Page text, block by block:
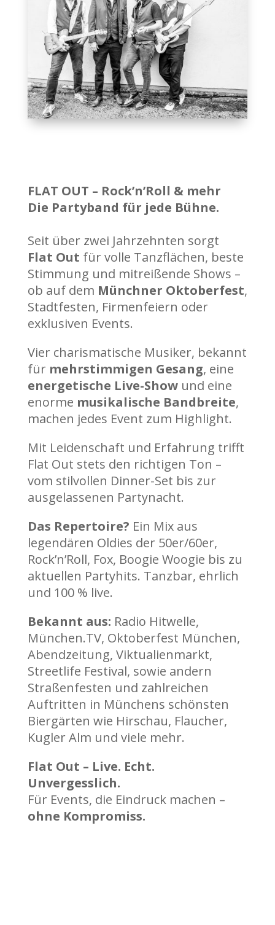
FLAT OUT – Rock’n’Roll & mehr
Die Partyband für jede Bühne.
Seit über zwei Jahrzehnten sorgt
Flat Out für volle Tanzflächen, beste
Stimmung und mitreißende Shows –
ob auf dem Münchner Oktoberfest,
Stadtfesten, Firmenfeiern oder
exklusiven Events.
Vier charismatische Musiker, bekannt
für mehrstimmigen Gesang, eine
energetische Live-Showund eine
enorme musikalische Bandbreite,
machen jedes Event zum Highlight.
Mit Leidenschaft und Erfahrung trifft
Flat Out stets den richtigen Ton –
vom stilvollen Dinner-Set bis zur
ausgelassenen Partynacht.
Das Repertoire? Ein Mix aus
legendären Oldies der 50er/60er,
Rock’n’Roll, Fox, Boogie Woogie bis zu
aktuellen Partyhits. Tanzbar, ehrlich
und 100 % live.
Bekannt aus: Radio Hitwelle,
München.TV, Oktoberfest München,
Abendzeitung, Viktualienmarkt,
Streetlife Festival, sowie andern
Straßenfesten und zahlreichen
Auftritten in Münchens schönsten
Biergärten wie Hirschau, Flaucher,
Kugler Alm und viele mehr.
Flat Out – Live. Echt.
Unvergesslich.
Für Events, die Eindruck machen –
ohne Kompromiss.